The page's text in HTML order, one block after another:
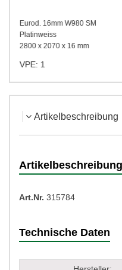
Eurod. 16mm W980 SM
Platinweiss
2800 x 2070 x 16 mm
VPE: 1
Artikelbeschreibung
Artikelbeschreibung
Art.Nr. 315784
Technische Daten